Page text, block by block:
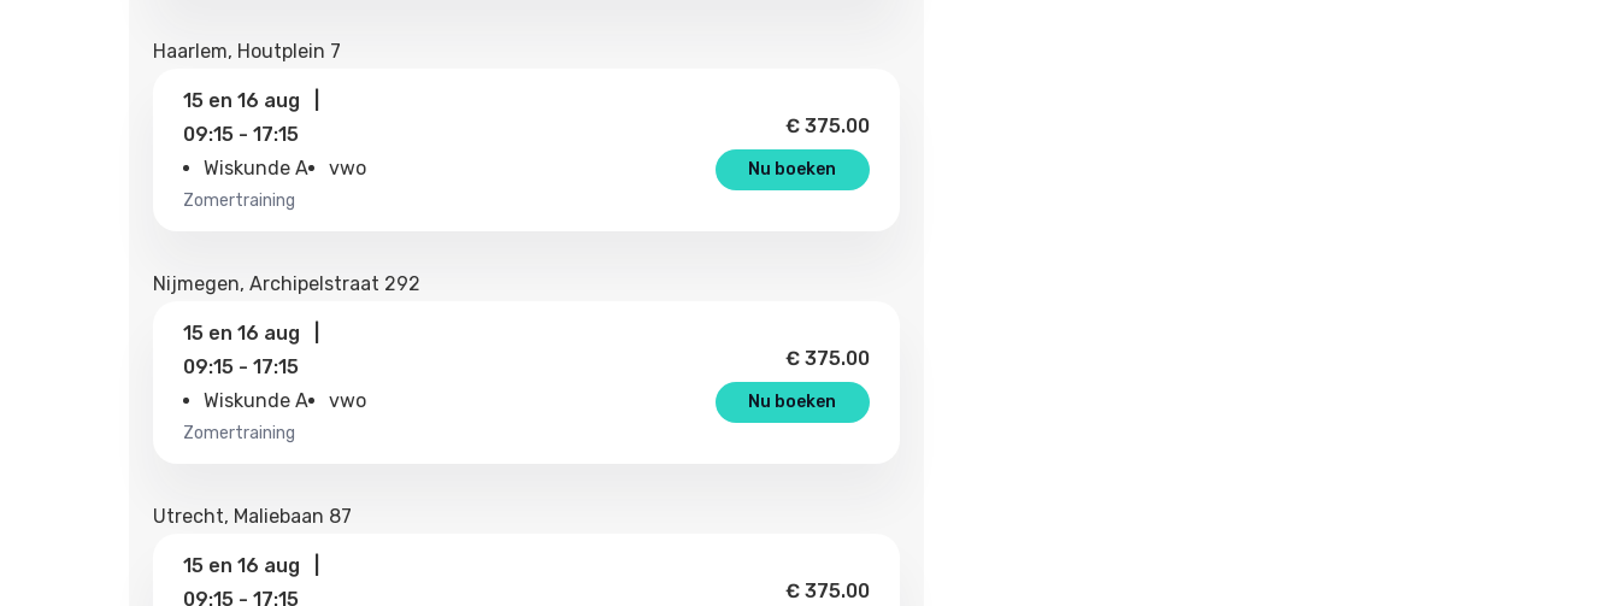
Haarlem, Houtplein 7
15 en 16 aug
09:15 - 17:15
Wiskunde A
vwo
zomertraining
€ 375.00
Nu boeken
Nijmegen, Archipelstraat 292
15 en 16 aug
09:15 - 17:15
Wiskunde A
vwo
zomertraining
€ 375.00
Nu boeken
Utrecht, Maliebaan 87
15 en 16 aug
09:15 - 17:15 € 375.00